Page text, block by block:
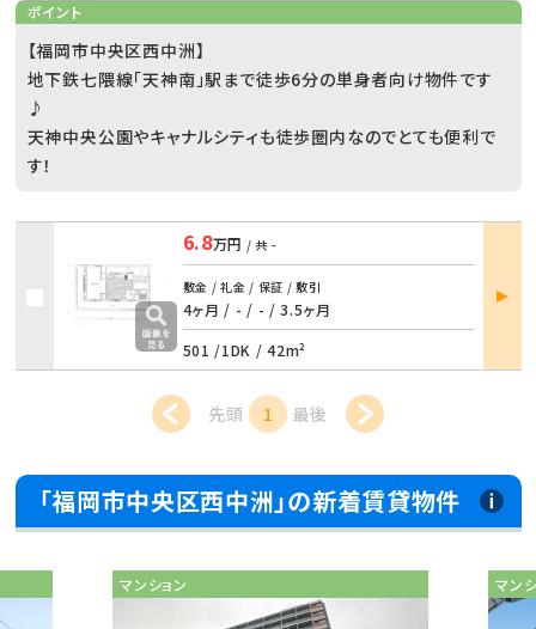
ポイント
【福岡市中央区西中洲】
地下鉄七隈線「天神南」駅まで徒歩6分の単身者向け物件です
♪
天神中央公園やキャナルシティも徒歩圏内なのでとても便利で
す！
6.8万円 / 共 -
敷金 / 礼金 / 保証 / 敷引
4ヶ月 / - / - / 3.5ヶ月
501 /1DK /42m²
部屋
詳細
先頭 1 最後
「福岡市中央区西中洲」の新着賃貸物件
マンション マン